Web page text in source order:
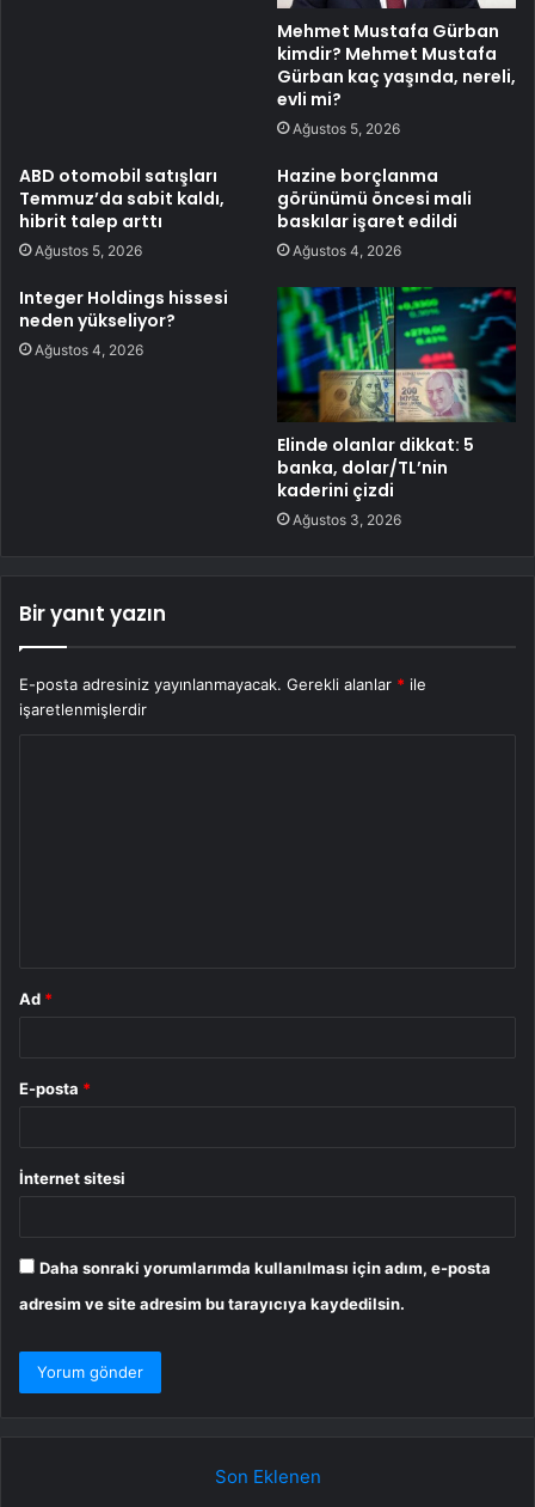
Mehmet Mustafa Gürban
kimdir? Mehmet Mustafa
Gürban kaç yaşında, nereli,
evli mi?
Ağustos 5, 2026
ABD otomobil satışları
Temmuz’da sabit kaldı,
hibrit talep arttı
Ağustos 5, 2026
Hazine borçlanma
görünümü öncesi mali
baskılar işaret edildi
Ağustos 4, 2026
Integer Holdings hissesi
neden yükseliyor?
Ağustos 4, 2026
Elinde olanlar dikkat: 5
banka, dolar/TL’nin
kaderini çizdi
Ağustos 3, 2026
Bir yanıt yazın
E-posta adresiniz yayınlanmayacak. Gerekli alanlar * ile
işaretlenmişlerdir
Ad *
E-posta *
İnternet sitesi
Daha sonraki yorumlarımda kullanılması için adım, e-posta
adresim ve site adresim bu tarayıcıya kaydedilsin.
Son Eklenen